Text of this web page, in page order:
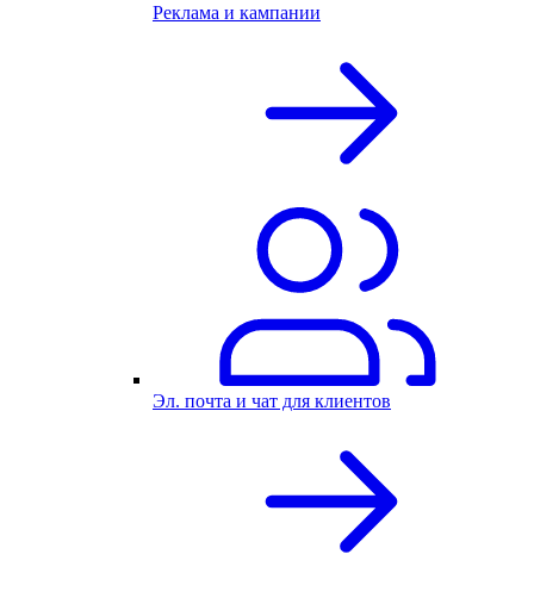
Реклама и кампании
Эл. почта и чат для клиентов